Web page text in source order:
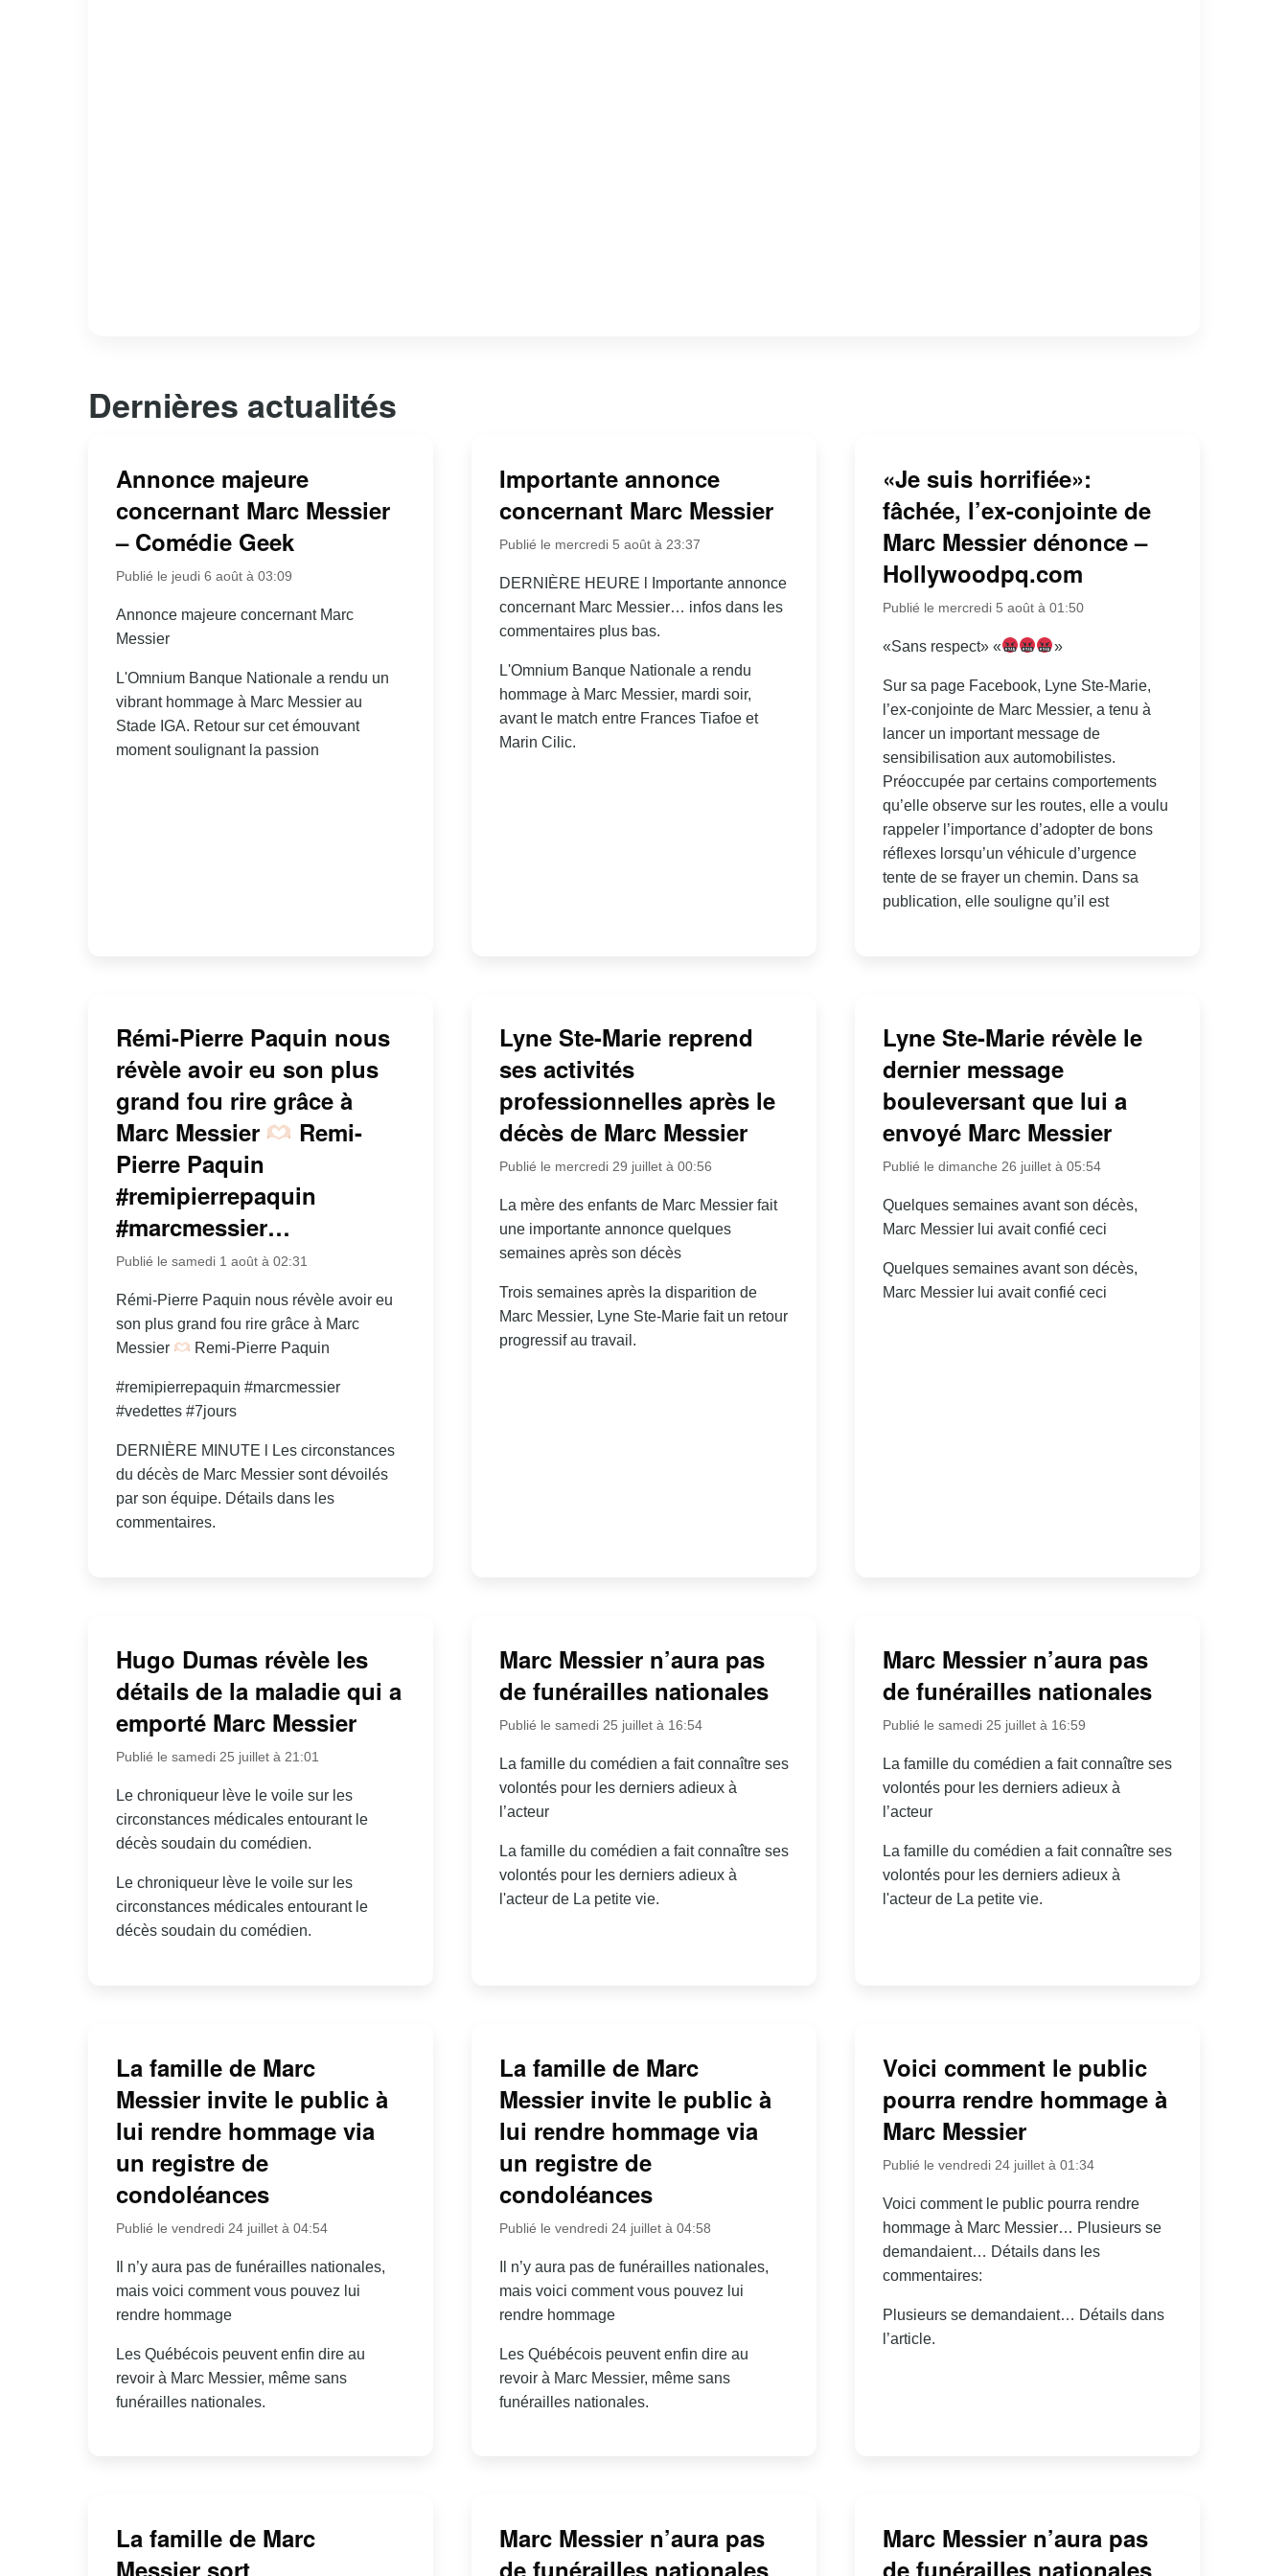
Dernières actualités
Annonce majeure
concernant Marc Messier
– Comédie Geek
Publié le jeudi 6 août à 03:09
Annonce majeure concernant Marc
Messier
L'Omnium Banque Nationale a rendu un
vibrant hommage à Marc Messier au
Stade IGA. Retour sur cet émouvant
moment soulignant la passion
Importante annonce
concernant Marc Messier
Publié le mercredi 5 août à 23:37
DERNIÈRE HEURE l Importante annonce
concernant Marc Messier… infos dans les
commentaires plus bas.
L'Omnium Banque Nationale a rendu
hommage à Marc Messier, mardi soir,
avant le match entre Frances Tiafoe et
Marin Cilic.
«Je suis horrifiée»:
fâchée, l’ex-conjointe de
Marc Messier dénonce –
Hollywoodpq.com
Publié le mercredi 5 août à 01:50
«Sans respect» « »
Sur sa page Facebook, Lyne Ste-Marie,
l’ex-conjointe de Marc Messier, a tenu à
lancer un important message de
sensibilisation aux automobilistes.
Préoccupée par certains comportements
qu’elle observe sur les routes, elle a voulu
rappeler l’importance d’adopter de bons
réflexes lorsqu’un véhicule d’urgence
tente de se frayer un chemin. Dans sa
publication, elle souligne qu’il est
Rémi-Pierre Paquin nous
révèle avoir eu son plus
grand fou rire grâce à
Marc Messier
Remi-
Pierre Paquin
#remipierrepaquin
#marcmessier…
Publié le samedi 1 août à 02:31
Rémi-Pierre Paquin nous révèle avoir eu
son plus grand fou rire grâce à Marc
Messier
Remi-Pierre Paquin
#remipierrepaquin #marcmessier
#vedettes #7jours
DERNIÈRE MINUTE l Les circonstances
du décès de Marc Messier sont dévoilés
par son équipe. Détails dans les
commentaires.
Lyne Ste-Marie reprend
ses activités
professionnelles après le
décès de Marc Messier
Publié le mercredi 29 juillet à 00:56
La mère des enfants de Marc Messier fait
une importante annonce quelques
semaines après son décès
Trois semaines après la disparition de
Marc Messier, Lyne Ste-Marie fait un retour
progressif au travail.
Lyne Ste-Marie révèle le
dernier message
bouleversant que lui a
envoyé Marc Messier
Publié le dimanche 26 juillet à 05:54
Quelques semaines avant son décès,
Marc Messier lui avait confié ceci
Quelques semaines avant son décès,
Marc Messier lui avait confié ceci
Hugo Dumas révèle les
détails de la maladie qui a
emporté Marc Messier
Publié le samedi 25 juillet à 21:01
Le chroniqueur lève le voile sur les
circonstances médicales entourant le
décès soudain du comédien.
Le chroniqueur lève le voile sur les
circonstances médicales entourant le
décès soudain du comédien.
Marc Messier n’aura pas
de funérailles nationales
Publié le samedi 25 juillet à 16:54
La famille du comédien a fait connaître ses
volontés pour les derniers adieux à
l’acteur
La famille du comédien a fait connaître ses
volontés pour les derniers adieux à
l'acteur de La petite vie.
Marc Messier n’aura pas
de funérailles nationales
Publié le samedi 25 juillet à 16:59
La famille du comédien a fait connaître ses
volontés pour les derniers adieux à
l’acteur
La famille du comédien a fait connaître ses
volontés pour les derniers adieux à
l'acteur de La petite vie.
La famille de Marc
Messier invite le public à
lui rendre hommage via
un registre de
condoléances
Publié le vendredi 24 juillet à 04:54
Il n’y aura pas de funérailles nationales,
mais voici comment vous pouvez lui
rendre hommage
Les Québécois peuvent enfin dire au
revoir à Marc Messier, même sans
funérailles nationales.
La famille de Marc
Messier invite le public à
lui rendre hommage via
un registre de
condoléances
Publié le vendredi 24 juillet à 04:58
Il n’y aura pas de funérailles nationales,
mais voici comment vous pouvez lui
rendre hommage
Les Québécois peuvent enfin dire au
revoir à Marc Messier, même sans
funérailles nationales.
Voici comment le public
pourra rendre hommage à
Marc Messier
Publié le vendredi 24 juillet à 01:34
Voici comment le public pourra rendre
hommage à Marc Messier… Plusieurs se
demandaient… Détails dans les
commentaires:
Plusieurs se demandaient… Détails dans
l’article.
La famille de Marc
Messier sort
Marc Messier n’aura pas
de funérailles nationales
Marc Messier n’aura pas
de funérailles nationales